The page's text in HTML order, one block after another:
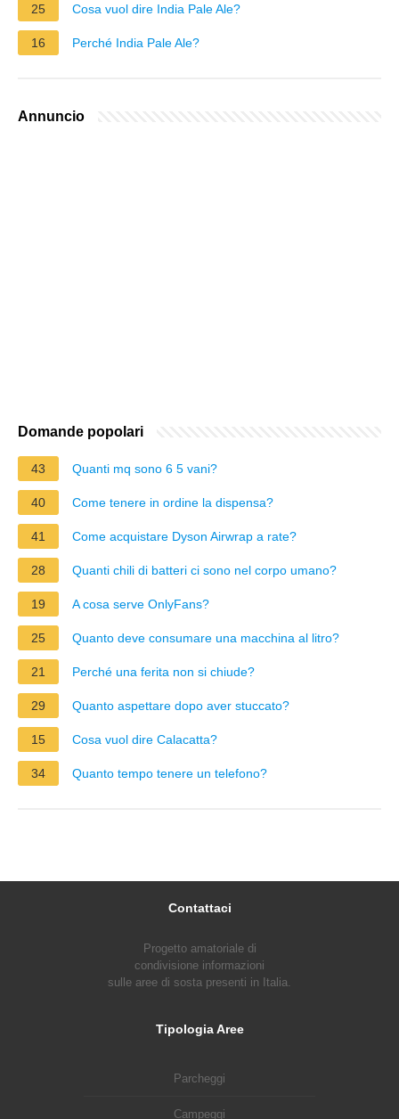
25 Cosa vuol dire India Pale Ale?
16 Perché India Pale Ale?
Annuncio
Domande popolari
43 Quanti mq sono 6 5 vani?
40 Come tenere in ordine la dispensa?
41 Come acquistare Dyson Airwrap a rate?
28 Quanti chili di batteri ci sono nel corpo umano?
19 A cosa serve OnlyFans?
25 Quanto deve consumare una macchina al litro?
21 Perché una ferita non si chiude?
29 Quanto aspettare dopo aver stuccato?
15 Cosa vuol dire Calacatta?
34 Quanto tempo tenere un telefono?
Contattaci
Progetto amatoriale di
condivisione informazioni
sulle aree di sosta presenti in Italia.
Tipologia Aree
Parcheggi
Campeggi